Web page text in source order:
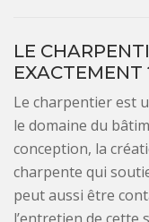
LE
EXACTEMENT
Le charpentier est
le domaine du
conception, la
charpente qui
peut aussi être